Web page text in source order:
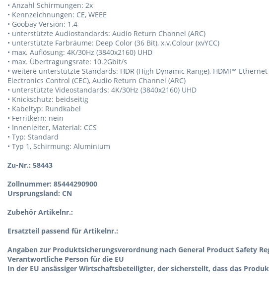
• Anzahl Schirmungen: 2x
• Kennzeichnungen: CE, WEEE
• Goobay Version: 1.4
• unterstützte Audiostandards: Audio Return Channel (ARC)
• unterstützte Farbräume: Deep Color (36 Bit), x.v.Colour (xvYCC)
• max. Auflösung: 4K/30Hz (3840x2160) UHD
• max. Übertragungsrate: 10.2Gbit/s
• weitere unterstützte Standards: HDR (High Dynamic Range), HDMI™ Ethernet
Electronics Control (CEC), Audio Return Channel (ARC)
• unterstützte Videostandards: 4K/30Hz (3840x2160) UHD
• Knickschutz: beidseitig
• Kabeltyp: Rundkabel
• Ferritkern: nein
• Innenleiter, Material: CCS
• Typ: Standard
• Typ 1, Schirmung: Aluminium
Zu-Nr.: 58443
Zollnummer: 85444290900
Ursprungsland: CN
Zubehör Artikelnr.:
Ersatzteil passend für Artikelnr.:
Angaben zur Produktsicherungsverordnung nach General Product Safety
Verantwortliche Person für die EU
In der EU ansässiger Wirtschaftsbeteiligter, der sicherstellt, dass das